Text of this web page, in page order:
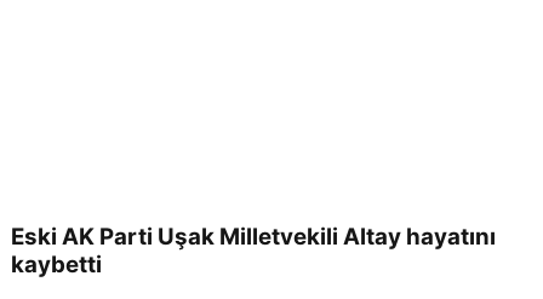
Eski AK Parti Uşak Milletvekili Altay hayatını
kaybetti